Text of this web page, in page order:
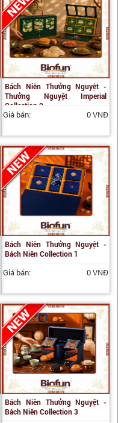
Bách Niên Thưởng Nguyệt -
Thưởng Nguyệt Imperial
Collection 2
Giá bán: 0 VNĐ
Bách Niên Thưởng Nguyệt -
Bách Niên Collection 1
Giá bán: 0 VNĐ
Bách Niên Thưởng Nguyệt -
Bách Niên Collection 3